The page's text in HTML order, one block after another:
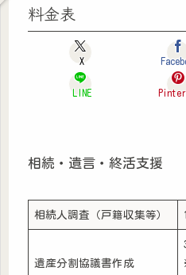
料金表
X
LINE
相続・遺言・終活支援
相続人調査（戸籍収集等）
遺産分割協議書作成